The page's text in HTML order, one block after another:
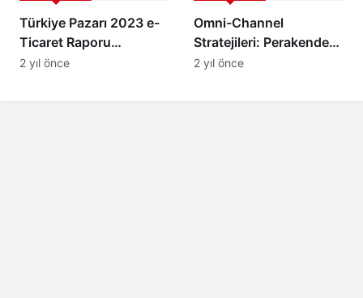
Türkiye Pazarı 2023 e-
Ticaret Raporu
Yayınlandı
2 yıl önce
Omni-Channel
Stratejileri: Perakende
Sektöründe Müşteri
2 yıl önce